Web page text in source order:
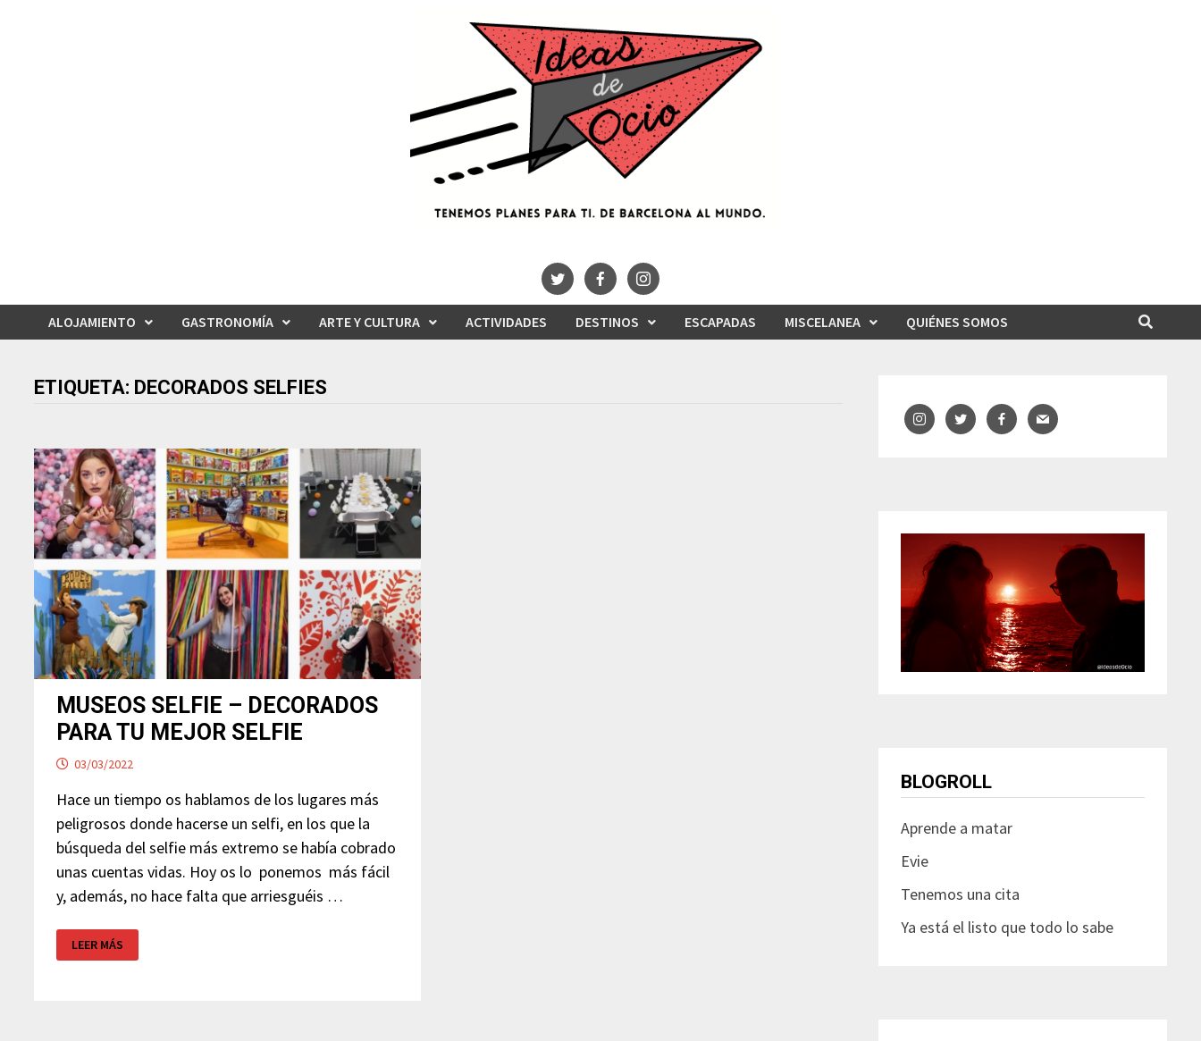
ALOJAMIENTO GASTRONOMÍA ARTE Y CULTURA ACTIVIDADES DESTINOS ESCAPADAS MISCELANEA QUIÉNES SOMOS
ETIQUETA: DECORADOS SELFIES
MUSEOS SELFIE – DECORADOS
PARA TU MEJOR SELFIE
03/03/2022
Hace un tiempo os hablamos de los lugares más
peligrosos donde hacerse un selfi, en los que la
búsqueda del selfie más extremo se había cobrado
unas cuentas vidas. Hoy os lo ponemos más fácil
y, además, no hace falta que arriesguéis …
MUSEOS
SELFIE
–
LEER MÁS
BLOGROLL
Aprende a matar
Evie
Tenemos una cita
Ya está el listo que todo lo sabe